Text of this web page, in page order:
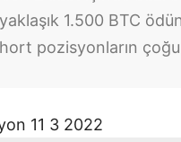
1.500 BTC
pozisyonların